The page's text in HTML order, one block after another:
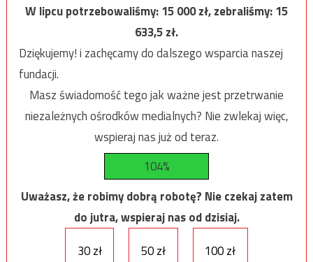
W lipcu potrzebowaliśmy:15 000zł, zebraliśmy:15
633,5zł.
Dziękujemy! i zachęcamy do dalszego wsparcia naszej
fundacji.
Masz świadomość tego jak ważne jest przetrwanie
niezależnych ośrodków medialnych? Nie zwlekaj więc,
wspieraj nas już od teraz.
104%
Uważasz, że robimy dobrą robotę? Nie czekaj zatem
do jutra, wspieraj nas od dzisiaj.
30 zł
50 zł 100 zł